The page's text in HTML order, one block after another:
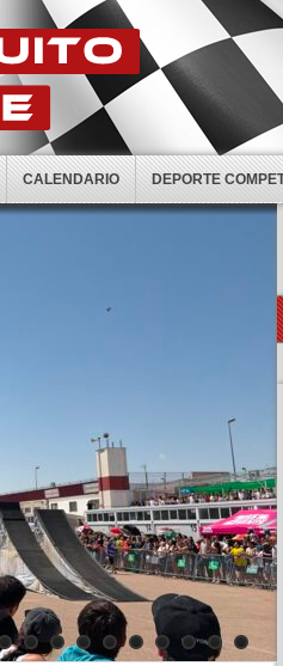
CALENDARIO DEPORTE